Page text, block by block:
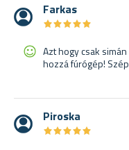
Farkas
★★★★★
★★★★★
Azt hogy csak
hozzá fúrógép!
Piroska
★★★★★
★★★★★